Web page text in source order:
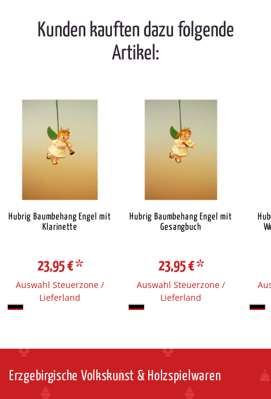
Kunden kauften dazu folgende
Artikel:
Hubrig Baumbehang Engel mit
Klarinette
23,95 €*
Auswahl Steuerzone /
Lieferland
Hubrig Baumbehang Engel mit
Gesangbuch
23,95 €*
Auswahl Steuerzone /
Lieferland
Erzgebirgische Volkskunst & Holzspielwaren